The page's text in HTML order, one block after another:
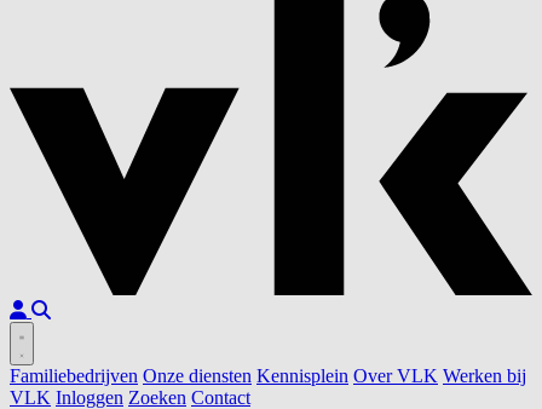
Familiebedrijven Onze diensten Kennisplein Over VLK Werken bij
VLK Inloggen Zoeken Contact